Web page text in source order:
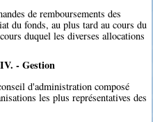
de remboursements des
du fonds, au plus tard au cours du
duquel les diverses allocations
- Gestion
d'administration composé
les plus représentatives des